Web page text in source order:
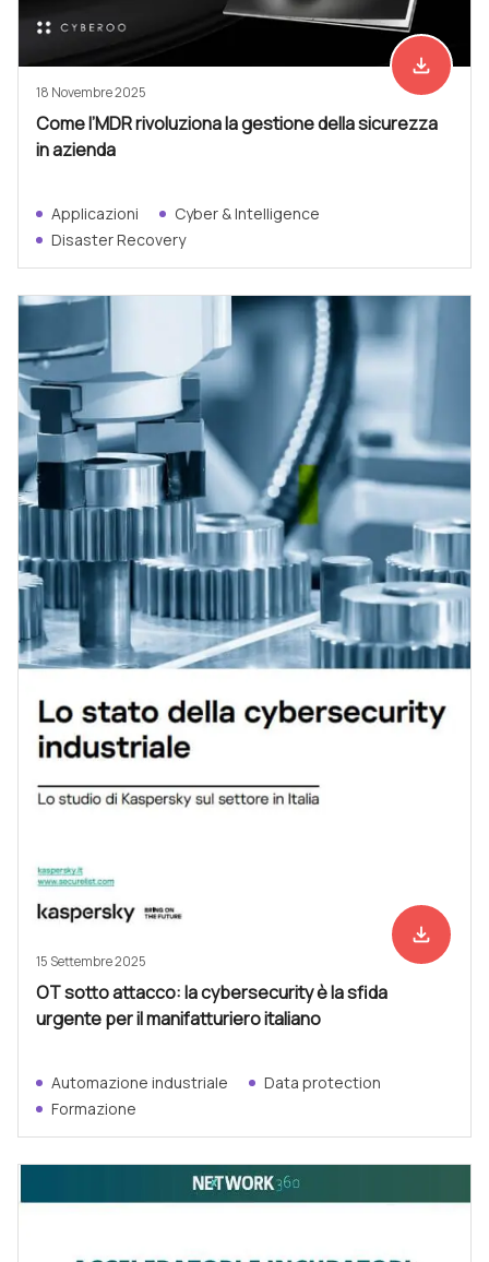
Scarica
file_download
18 Novembre 2025
Come l’MDR rivoluziona la gestione della sicurezza
in azienda
Applicazioni
Cyber & Intelligence
Disaster Recovery
Scarica
file_download
15 Settembre 2025
OT sotto attacco: la cybersecurity è la sfida
urgente per il manifatturiero italiano
Automazione industriale
Data protection
Formazione